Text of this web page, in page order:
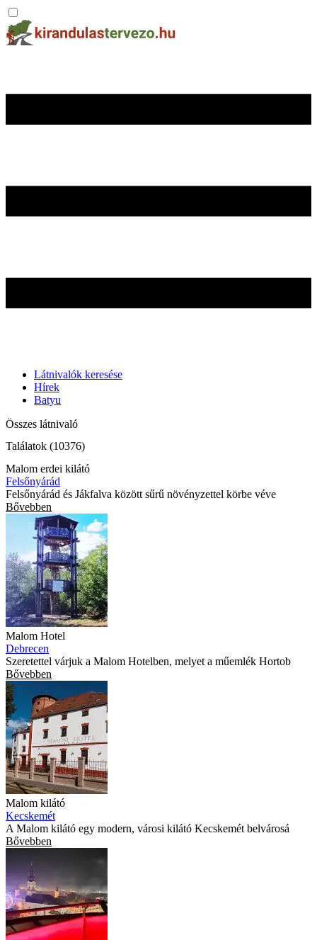
Látnivalók keresése
Hírek
Batyu
Összes látnivaló
Találatok (10376)
Malom erdei kilátó
Felsőnyárád
Felsőnyárád és Jákfalva között sűrű növényzettel körbe véve
Bővebben
Malom Hotel
Debrecen
Szeretettel várjuk a Malom Hotelben, melyet a műemlék Hortob
Bővebben
Malom kilátó
Kecskemét
A Malom kilátó egy modern, városi kilátó Kecskemét belvárosá
Bővebben